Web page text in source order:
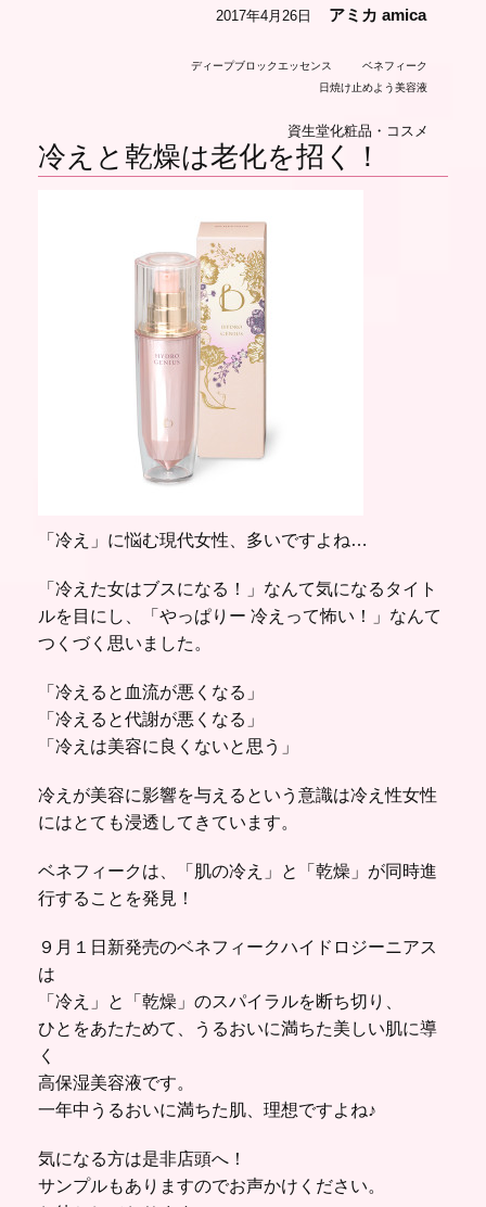
2017年4月26日 アミカ amica
ディープブロックエッセンス
ベネフィーク
日焼け止めよう美容液
資生堂化粧品・コスメ
冷えと乾燥は老化を招く！
「冷え」に悩む現代女性、多いですよね…
「冷えた女はブスになる！」なんて気になるタイト
ルを目にし、「やっぱりー 冷えって怖い！」なんて
つくづく思いました。
「冷えると血流が悪くなる」
「冷えると代謝が悪くなる」
「冷えは美容に良くないと思う」
冷えが美容に影響を与えるという意識は冷え性女性
にはとても浸透してきています。
ベネフィークは、「肌の冷え」と「乾燥」が同時進
行することを発見！
９月１日新発売のベネフィークハイドロジーニアス
は
「冷え」と「乾燥」のスパイラルを断ち切り、
ひとをあたためて、うるおいに満ちた美しい肌に導
く
高保湿美容液です。
一年中うるおいに満ちた肌、理想ですよね♪
気になる方は是非店頭へ！
サンプルもありますのでお声かけください。